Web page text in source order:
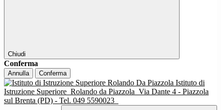
Chiudi
Conferma
Annulla Conferma
Istituto di
Istruzione Superiore Rolando da Piazzola Via Dante 4 - Piazzola
sul Brenta (PD) - Tel. 049 5590023